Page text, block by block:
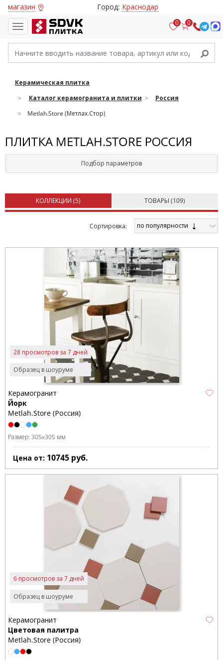
магазин Город: Краснодар
0 0
Керамическая плитка
Каталог керамогранита и плитки
Россия
Metlah.Store (Метлах.Стор)
ПЛИТКА METLAH.STORE РОССИЯ
Подбор параметров
КОЛЛЕКЦИИ (5) ТОВАРЫ (109)
Cортировка: по популярности
Образец в шоуруме
28 просмотров за 7 дней
Керамогранит
Йорк
Metlah.Store (Россия)
Размер: 305x305 мм
Цена от: 10745 руб.
Образец в шоуруме
6 просмотров за 7 дней
Керамогранит
Цветовая палитра
Metlah.Store (Россия)